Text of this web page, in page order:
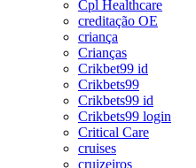
Cpl Healthcare
creditação OE
criança
Crianças
Crikbet99 id
Crikbets99
Crikbets99 id
Crikbets99 login
Critical Care
cruises
cruizeiros